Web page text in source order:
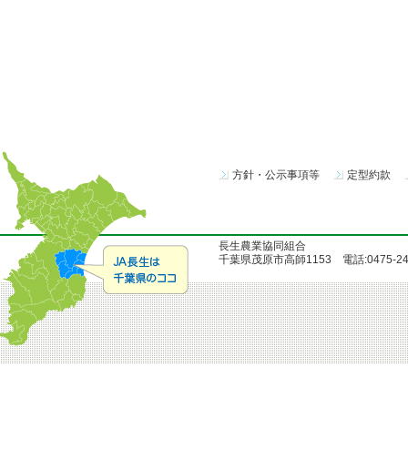
方針・公示事項等 定型約款
長生農業協同組合
千葉県茂原市高師1153 電話:0475-